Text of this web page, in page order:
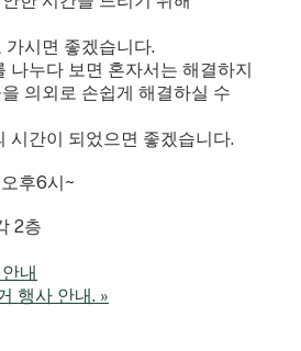
시면 좋겠습니다.
나누다 보면 혼자서는 해결하지
의외로 손쉽게 해결하실 수
시간이 되었으면 좋겠습니다.
후6시~
2층
내
행사 안내. »